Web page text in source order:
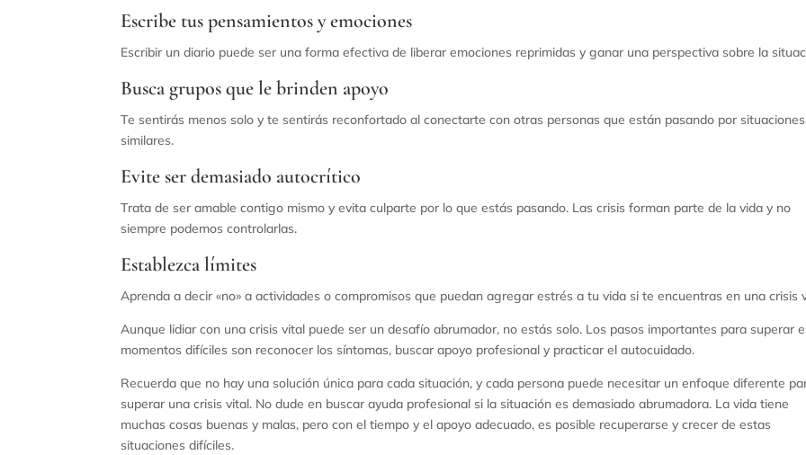
Escribe tus pensamientos y emociones
Escribir un diario puede ser una forma efectiva de liberar emociones reprimidas y ganar una perspectiva sobre la
Busca grupos que le brinden apoyo
Te sentirás menos solo y te sentirás reconfortado al conectarte con otras personas que están pasando por situaciones
similares.
Evite ser demasiado autocrítico
Trata de ser amable contigo mismo y evita culparte por lo que estás pasando. Las crisis forman parte de la vida y no
siempre podemos controlarlas.
Establezca límites
Aprenda a decir «no» a actividades o compromisos que puedan agregar estrés a tu vida si te encuentras en una crisis
Aunque lidiar con una crisis vital puede ser un desafío abrumador, no estás solo. Los pasos importantes para superar
momentos difíciles son reconocer los síntomas, buscar apoyo profesional y practicar el autocuidado.
Recuerda que no hay una solución única para cada situación, y cada persona puede necesitar un enfoque diferente
superar una crisis vital. No dude en buscar ayuda profesional si la situación es demasiado abrumadora. La vida tiene
muchas cosas buenas y malas, pero con el tiempo y el apoyo adecuado, es posible recuperarse y crecer de estas
situaciones difíciles.